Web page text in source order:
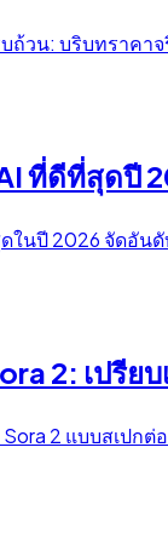
ถ้วน: บริบทราค
ที่ดีที่สุดปี
ในปี 2026 จัดอัน
2: เปรี
2 แบบสเปก